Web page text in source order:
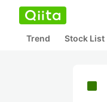
Trend Stock List